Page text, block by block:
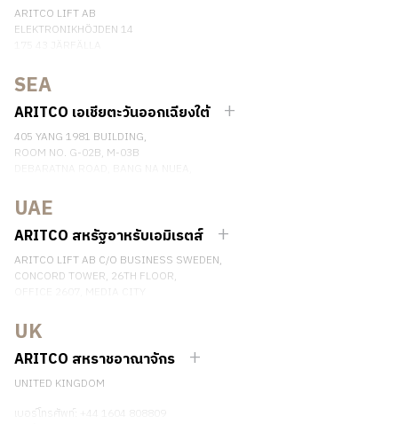
ARITCO LIFT AB
ELEKTRONIKHÖJDEN 14
เบอร์โทรศัพท์: +46 8 120 401 00
ติดต่อเรา
SEA
ARITCO เอเชียตะวันออกเฉียงใต้
405 YANG 1981 BUILDING,
ROOM NO. G-02B, M-03B
เบอร์โทรศัพท์: +66 863174017
ติดต่อเรา
UAE
ARITCO สหรัฐอาหรับเอมิเรตส์
ARITCO LIFT AB C/O BUSINESS SWEDEN,
CONCORD TOWER, 26TH FLOOR,
ติดต่อเรา
UK
ARITCO สหราชอาณาจักร
UNITED KINGDOM
เบอร์โทรศัพท์: +44 1604 808809